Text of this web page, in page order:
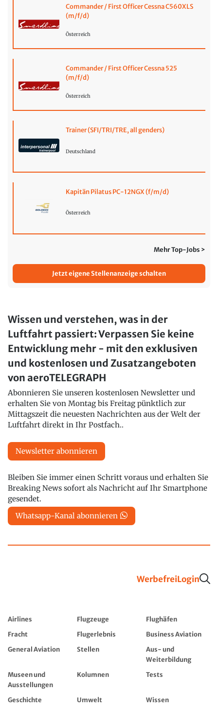
Commander / First Officer Cessna C560XLS
(m/f/d)
Österreich
Commander / First Officer Cessna 525
(m/f/d)
Österreich
Trainer (SFI/TRI/TRE, all genders)
Deutschland
Kapitän Pilatus PC-12NGX (f/m/d)
Österreich
Mehr Top-Jobs >
Jetzt eigene Stellenanzeige schalten
Wissen und verstehen, was in der
Luftfahrt passiert: Verpassen Sie keine
Entwicklung mehr - mit den exklusiven
und kostenlosen und Zusatzangeboten
von aeroTELEGRAPH
Abonnieren Sie unseren kostenlosen Newsletter und
erhalten Sie von Montag bis Freitag pünktlich zur
Mittagszeit die neuesten Nachrichten aus der Welt der
Luftfahrt direkt in Ihr Postfach..
Newsletter abonnieren
Bleiben Sie immer einen Schritt voraus und erhalten Sie
Breaking News sofort als Nachricht auf Ihr Smartphone
gesendet.
Whatsapp-Kanal abonnieren
WerbefreiLogin
Airlines Flugzeuge
Flughäfen
Fracht
Flugerlebnis
Business Aviation
General Aviation
Stellen
Aus- und
Weiterbildung
Museen und
Ausstellungen
Kolumnen Tests
Geschichte Umwelt
Wissen